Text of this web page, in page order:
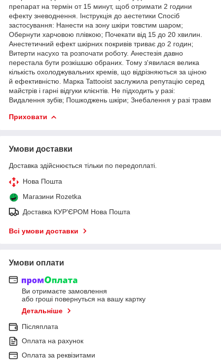
препарат на термін от 15 минут, щоб отримати 2 години
ефекту зневоднення. Інструкція до аестетики Спосіб
застосування: Нанести на зону шкіри товстим шаром;
Обернути харчовою плівкою; Почекати від 15 до 20 хвилин.
Анестетичний ефект шкірних покривів триває до 2 годин;
Витерти насухо та розпочати роботу. Анестезія давно
перестала бути розкішшю обраних. Тому з'явилася велика
кількість охолоджувальних кремів, що відрізняються за ціною
й ефективністю. Марка Tattooist заслужила репутацію серед
майстрів і гарні відгуки клієнтів. Не підходить у разі:
Видалення зубів; Пошкоджень шкіри; Знебалення у разі травм
Приховати
Умови доставки
Доставка здійснюється тільки по передоплаті.
Нова Пошта
Магазини Rozetka
Доставка КУР'ЄРОМ Нова Пошта
Всі умови доставки
Умови оплати
Ви отримаєте замовлення
або гроші повернуться на вашу картку
Детальніше
Післяплата
Оплата на рахунок
Оплата за реквізитами